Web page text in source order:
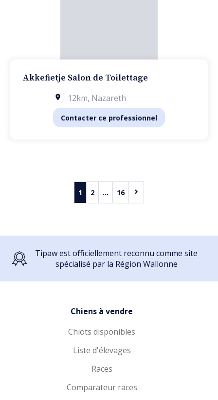
Akkefietje Salon de Toilettage
12km, Nazareth
Contacter ce professionnel
1 2 ... 16
Tipaw est officiellement reconnu comme site
spécialisé par la Région Wallonne
Chiens à vendre
Chiots disponibles
Liste d'élevages
Races
Comparateur races